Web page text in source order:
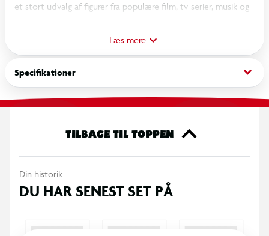
et stort udvalg af figurer fra populære film, tv-serier, musik og
din egen samling. Disse figurer er designet med
opmærksomhed på detaljer. Uanset om du vil vise dem frem i
dit hjem eller på dit kontor, vil de helt sikkert skabe
opmærksomhed. Så uanset om du samler på figurer fra Star
Wars, Marvel, The Office eller noget helt andet, så har Funko
ekstra til din samling eller til at give den perfekte gave til en
OBS! Varen er assorteret, og en bestemt variant kan ikke
Læs mere
Specifikationer keyboard_arrow_down
TILBAGE TIL TOPPEN
Din historik
DU HAR SENEST SET PÅ